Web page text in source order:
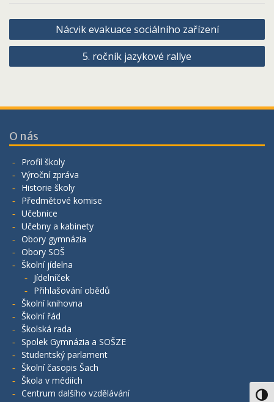
Navigace
pro
Nácvik evakuace sociálního zařízení
5. ročník jazykové rallye
O nás
Profil školy
Výroční zpráva
Historie školy
Předmětové komise
Učebnice
Učebny a kabinety
Obory gymnázia
Obory SOŠ
Školní jídelna
Jídelníček
Přihlašování obědů
Školní knihovna
Školní řád
Školská rada
Spolek Gymnázia a SOŠZE
Studentský parlament
Školní časopis Šach
Škola v médiích
Centrum dalšího vzdělávání